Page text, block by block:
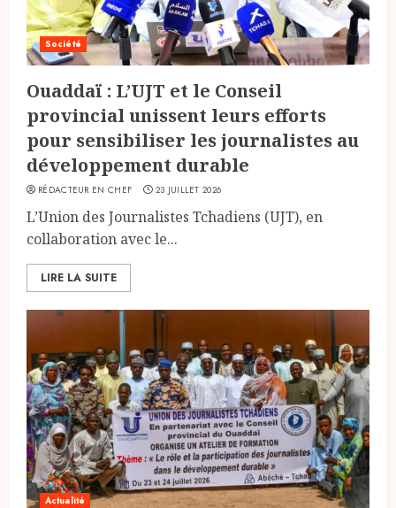
Société
Ouaddaï : L’UJT et le Conseil
provincial unissent leurs efforts
pour sensibiliser les journalistes au
développement durable
RÉDACTEUR EN CHEF 23 JUILLET 2026
L’Union des Journalistes Tchadiens (UJT), en
collaboration avec le...
LIRE LA SUITE
Actualité